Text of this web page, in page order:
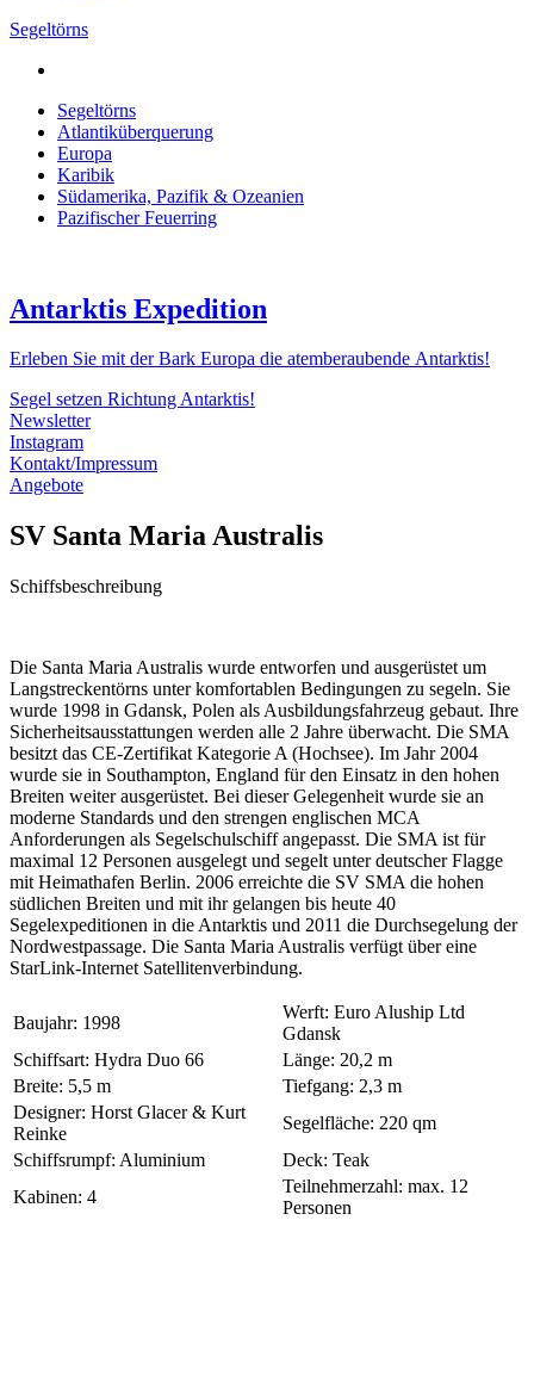
Segeltörns
Segeltörns
Atlantiküberquerung
Europa
Karibik
Südamerika, Pazifik & Ozeanien
Pazifischer Feuerring
Antarktis Expedition
Erleben Sie mit der Bark Europa die atemberaubende Antarktis!
Segel setzen Richtung Antarktis!
Newsletter
Instagram
Kontakt/Impressum
Angebote
SV Santa Maria Australis
Schiffsbeschreibung
Die Santa Maria Australis wurde entworfen und ausgerüstet um
Langstreckentörns unter komfortablen Bedingungen zu segeln. Sie
wurde 1998 in Gdansk, Polen als Ausbildungsfahrzeug gebaut. Ihre
Sicherheitsausstattungen werden alle 2 Jahre überwacht. Die SMA
besitzt das CE-Zertifikat Kategorie A (Hochsee). Im Jahr 2004
wurde sie in Southampton, England für den Einsatz in den hohen
Breiten weiter ausgerüstet. Bei dieser Gelegenheit wurde sie an
moderne Standards und den strengen englischen MCA
Anforderungen als Segelschulschiff angepasst. Die SMA ist für
maximal 12 Personen ausgelegt und segelt unter deutscher Flagge
mit Heimathafen Berlin. 2006 erreichte die SV SMA die hohen
südlichen Breiten und mit ihr gelangen bis heute 40
Segelexpeditionen in die Antarktis und 2011 die Durchsegelung der
Nordwestpassage. Die Santa Maria Australis verfügt über eine
StarLink-Internet Satellitenverbindung.
Baujahr: 1998
Werft: Euro Aluship Ltd
Gdansk
Schiffsart: Hydra Duo 66
Länge: 20,2 m
Breite: 5,5 m
Tiefgang: 2,3 m
Designer: Horst Glacer & Kurt
Reinke
Segelfläche: 220 qm
Schiffsrumpf: Aluminium
Deck: Teak
Kabinen: 4
Teilnehmerzahl: max. 12
Personen